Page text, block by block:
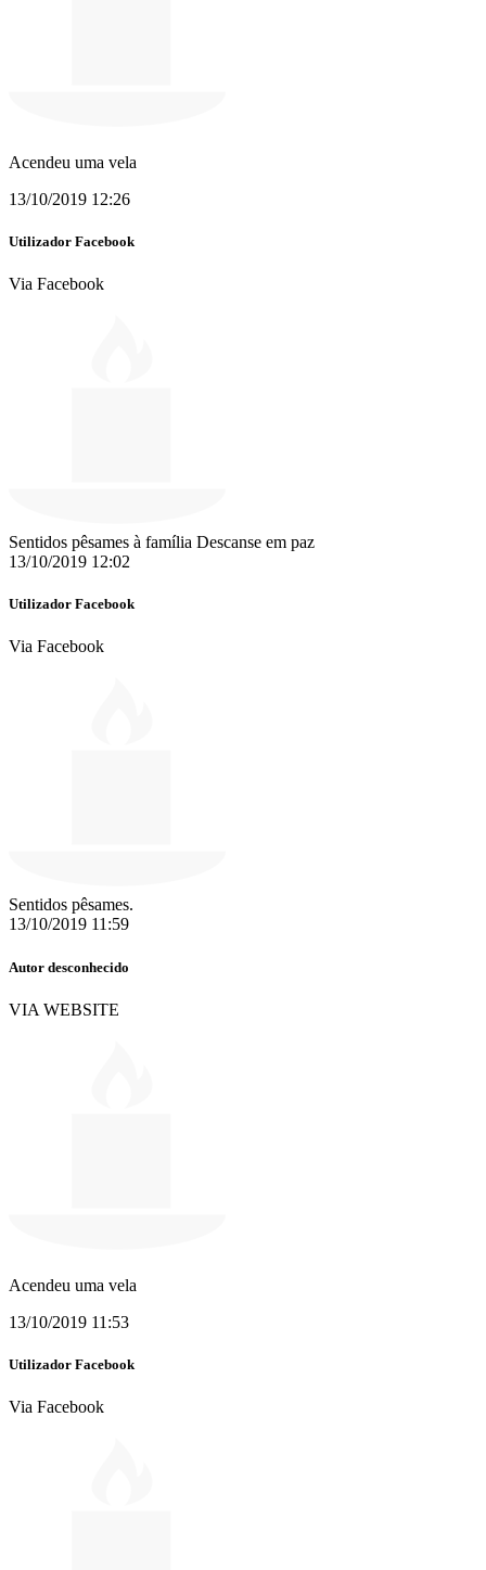
Acendeu uma vela
13/10/2019 12:26
Utilizador Facebook
Via Facebook
Sentidos pêsames à família Descanse em paz
13/10/2019 12:02
Utilizador Facebook
Via Facebook
Sentidos pêsames.
13/10/2019 11:59
Autor desconhecido
VIA WEBSITE
Acendeu uma vela
13/10/2019 11:53
Utilizador Facebook
Via Facebook